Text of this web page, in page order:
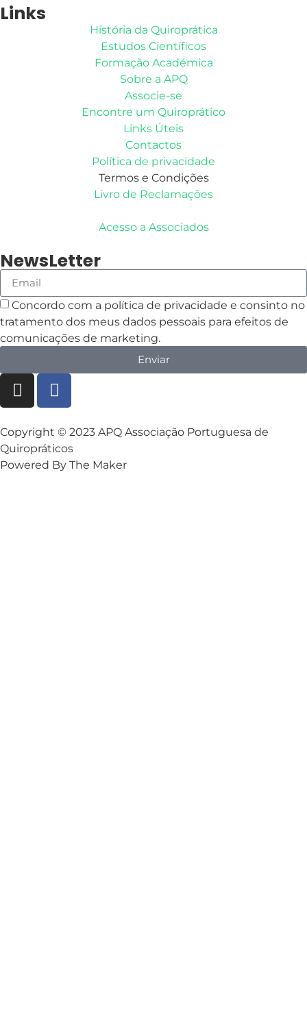
Links
História da Quiroprática
Estudos Científicos
Formação Académica
Sobre a APQ
Associe-se
Encontre um Quiroprático
Links Úteis
Contactos
Política de privacidade
Termos e Condições
Livro de Reclamações
Acesso a Associados
NewsLetter
Concordo com a política de privacidade e consinto no
tratamento dos meus dados pessoais para efeitos de
comunicações de marketing.
Enviar
Copyright © 2023 APQ Associação Portuguesa de
Quiropráticos
Powered By The Maker